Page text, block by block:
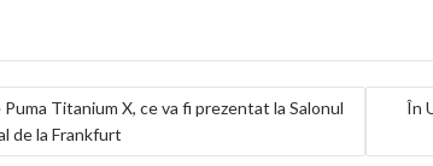
Titanium X, ce va fi prezentat la Salonul
de la Frankfurt
În